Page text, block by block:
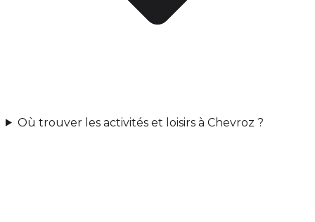
Où trouver les activités et loisirs à Chevroz ?